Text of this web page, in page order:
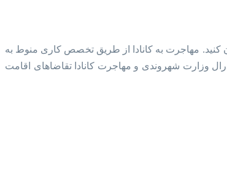
کنید. مهاجرت به کانادا از طریق تخصص کاری منوط به
وزارت شهروندی و مهاجرت کانادا تقاضاهای اقامت